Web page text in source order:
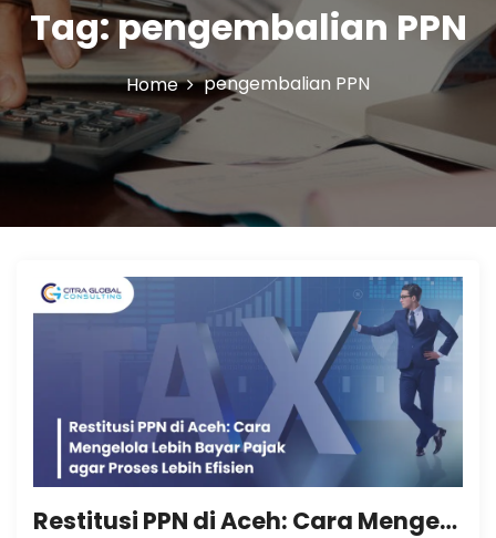
Tag:pengembalian PPN
Home pengembalian PPN
Restitusi PPN di Aceh: Cara Mengelola Lebih Bayar Pajak agar Proses Lebih Efisien